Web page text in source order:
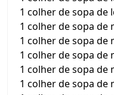
1 colher de sopa de
1 colher de sopa de
1 colher de sopa de
1 colher de sopa
1 colher de sopa de
1 colher de sopa de